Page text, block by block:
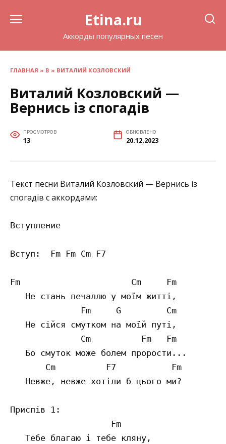
Etina.ru
Аккорды популярных песен
ГЛАВНАЯ » В » ВИТАЛИЙ КОЗЛОВСКИЙ
Виталий Козловский —
Вернись із спогадів
ПРОСМОТРОВ
13
ОБНОВЛЕНО
20.12.2023
Текст песни Виталий Козловский — Вернись із
спогадів с аккордами:
Вступление
Вступ:  Fm Fm Cm F7
Fm                      Cm     Fm
   Не стань печаллю у моїм житті,
              Fm     G         Cm
   Не сійся смутком на моїй путі,
              Cm          Fm   Fm
   Бо смуток може болем прорости...
       Cm          F7           Fm
   Невже, невже хотіли б цього ми?
Приспів 1:
                    Fm
   Тебе благаю і тебе кляну,